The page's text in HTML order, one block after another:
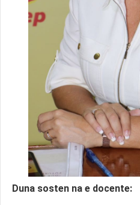
Duna sosten na e docente: